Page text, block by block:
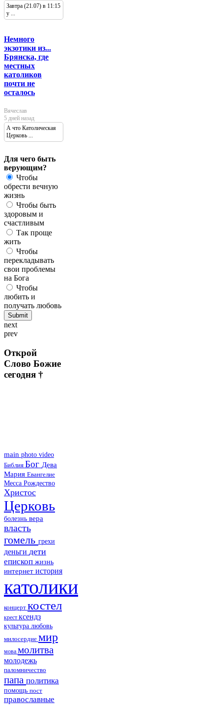
Завтра (21.07) в 11:15
у ...
Немного
экзотики из...
Брянска, где
местных
католиков
почти не
осталось
Вячеслав
5 дней назад
А что Католическая
Церковь ...
Для чего быть
верующим?
Чтобы
обрести вечную
жизнь
Чтобы быть
здоровым и
счастливым
Так проще
жить
Чтобы
перекладывать
свои проблемы
на Бога
Чтобы
любить и
получать любовь
next
prev
Открой
Слово Божие
сегодня †
main photo video
Библия Бог Дева
Мария Евангелие
Месса Рождество
Христос
Церковь
болезнь вера
власть
гомель грехи
деньги дети
епископ жизнь
интернет история
католики
концерт костел
крест ксендз
культура любовь
милосердие мир
мова молитва
молодежь
паломничество
папа политика
помощь пост
православные